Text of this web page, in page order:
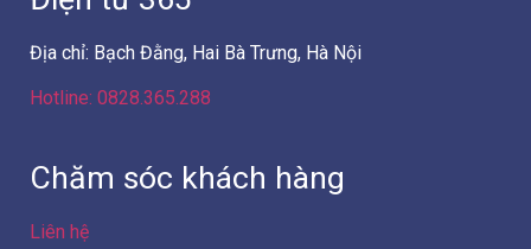
Địa chỉ: Bạch Đằng, Hai Bà Trưng, Hà Nội
Hotline: 0828.365.288
Chăm sóc khách hàng
Liên hệ